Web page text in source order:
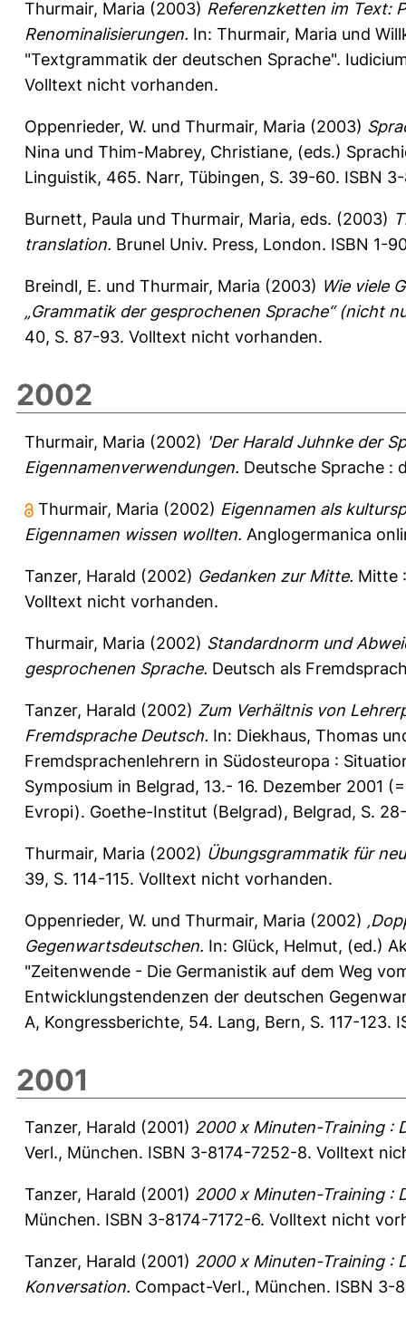
Thurmair, Maria (2003) Referenzketten im Text:
Renominalisierungen. In: Thurmair, Maria und
"Textgrammatik der deutschen Sprache".
Volltext nicht vorhanden.
Oppenrieder, W. und Thurmair, Maria (2003)
Nina und Thim-Mabrey, Christiane, (eds.)
Linguistik, 465. Narr, Tübingen, S. 39-60. ISBN
Burnett, Paula und Thurmair, Maria, eds. (2003)
translation. Brunel Univ. Press, London. ISBN
Breindl, E. und Thurmair, Maria (2003) Wie viele
„Grammatik der gesprochenen Sprache“ (nicht
40, S. 87-93. Volltext nicht vorhanden.
2002
Thurmair, Maria (2002) 'Der Harald Juhnke der
Eigennamenverwendungen. Deutsche Sprache :
Thurmair, Maria (2002) Eigennamen als
Eigennamen wissen wollten. Anglogermanica
Tanzer, Harald (2002) Gedanken zur Mitte. Mitte
Volltext nicht vorhanden.
Thurmair, Maria (2002) Standardnorm und
gesprochenen Sprache. Deutsch als
Tanzer, Harald (2002) Zum Verhältnis von
Fremdsprache Deutsch. In: Diekhaus, Thomas
Fremdsprachenlehrern in Südosteuropa :
Symposium in Belgrad, 13.- 16. Dezember 2001
Evropi). Goethe-Institut (Belgrad), Belgrad, S.
Thurmair, Maria (2002) Übungsgrammatik für
39, S. 114-115. Volltext nicht vorhanden.
Oppenrieder, W. und Thurmair, Maria (2002)
Gegenwartsdeutschen. In: Glück, Helmut, (ed.)
"Zeitenwende - Die Germanistik auf dem Weg
Entwicklungstendenzen der deutschen
A, Kongressberichte, 54. Lang, Bern, S. 117-
2001
Tanzer, Harald (2001) 2000 x Minuten-Training :
Verl., München. ISBN 3-8174-7252-8. Volltext
Tanzer, Harald (2001) 2000 x Minuten-Training :
München. ISBN 3-8174-7172-6. Volltext nicht
Tanzer, Harald (2001) 2000 x Minuten-Training :
Konversation. Compact-Verl., München. ISBN